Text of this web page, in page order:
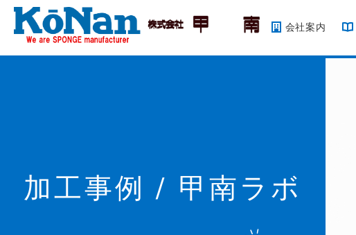
会社案内
加工事例 / 甲南ラボ